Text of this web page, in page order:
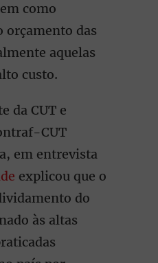
como
das
aquelas
custo.
da CUT e
CUT
em entrevista
explicou que o
do
às altas